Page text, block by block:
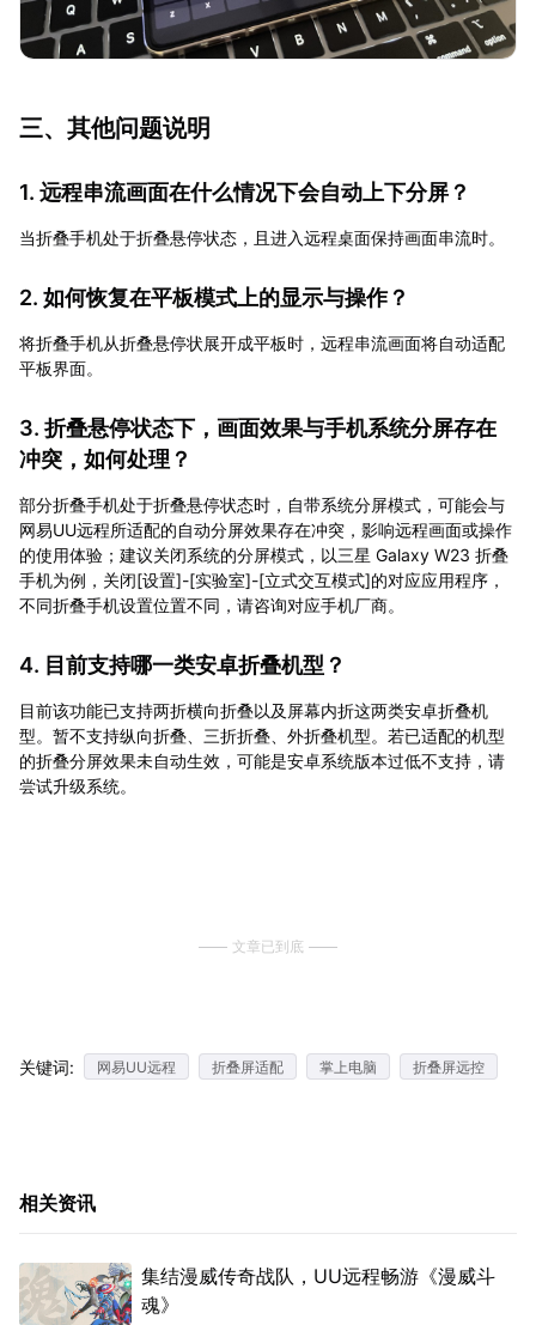
三、其他问题说明
1. 远程串流画面在什么情况下会自动上下分屏？
当折叠手机处于折叠悬停状态，且进入远程桌面保持画面串流时。
2. 如何恢复在平板模式上的显示与操作？
将折叠手机从折叠悬停状展开成平板时，远程串流画面将自动适配
平板界面。
3. 折叠悬停状态下，画面效果与手机系统分屏存在
冲突，如何处理？
部分折叠手机处于折叠悬停状态时，自带系统分屏模式，可能会与
网易UU远程所适配的自动分屏效果存在冲突，影响远程画面或操作
的使用体验；建议关闭系统的分屏模式，以三星 Galaxy W23 折叠
手机为例，关闭[设置]-[实验室]-[立式交互模式]的对应应用程序，
不同折叠手机设置位置不同，请咨询对应手机厂商。
4. 目前支持哪一类安卓折叠机型？
目前该功能已支持两折横向折叠以及屏幕内折这两类安卓折叠机
型。暂不支持纵向折叠、三折折叠、外折叠机型。若已适配的机型
的折叠分屏效果未自动生效，可能是安卓系统版本过低不支持，请
尝试升级系统。
文章已到底
关键词: 网易UU远程 折叠屏适配 掌上电脑 折叠屏远控
相关资讯
集结漫威传奇战队，UU远程畅游《漫威斗
魂》